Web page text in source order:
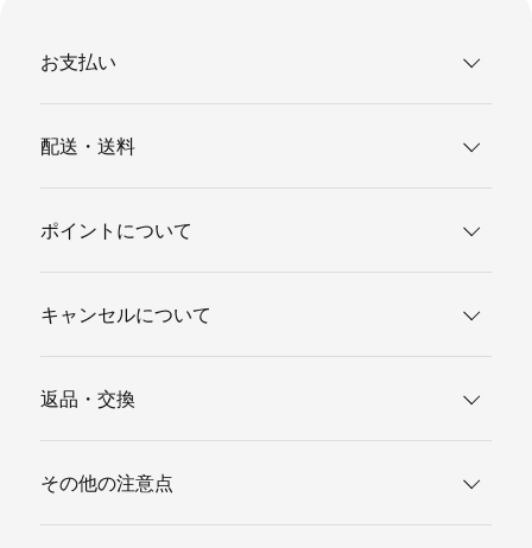
お支払い
配送・送料
ポイントについて
キャンセルについて
返品・交換
その他の注意点